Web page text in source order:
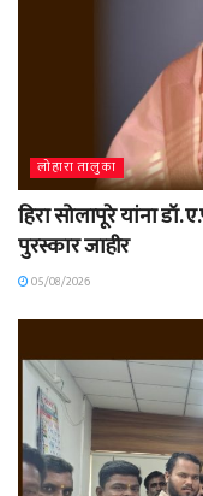
लोहारा तालुका
हिरा सोलापूरे यांना
पुरस्कार जाहीर
05/08/2026